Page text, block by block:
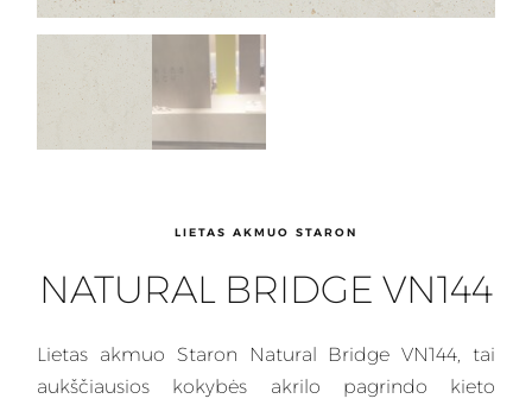
LIETAS AKMUO STARON
NATURAL BRIDGE VN144
Lietas akmuo Staron Natural Bridge VN144, tai
aukščiausios kokybės akrilo pagrindo kieto